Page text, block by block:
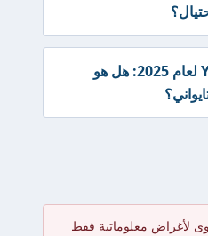
مراجعة وسيط Yuanta لعام 2025: هل هو
لأغراض معلوماتية فقط